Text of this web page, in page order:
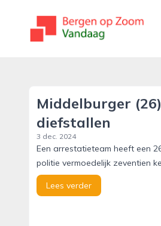
bergenopzoomvandaag.nl
Middelburger
diefstallen
3 dec. 2024
Een arrestatieteam heeft een
politie vermoedelijk zeventien
Lees verder